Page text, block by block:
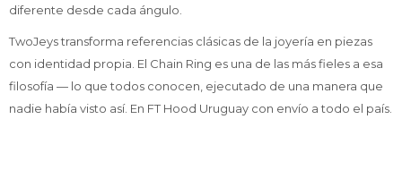
diferente desde cada ángulo.
TwoJeys transforma referencias clásicas de la joyería en piezas
con identidad propia. El Chain Ring es una de las más fieles a esa
filosofía — lo que todos conocen, ejecutado de una manera que
nadie había visto así. En FT Hood Uruguay con envío a todo el país.